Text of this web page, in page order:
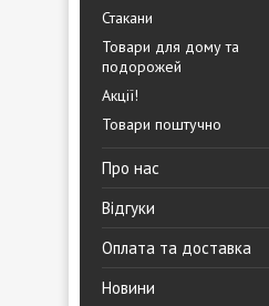
Стакани
Товари для дому та
подорожей
Акції!
Товари поштучно
Про нас
Відгуки
Оплата та доставка
Новини